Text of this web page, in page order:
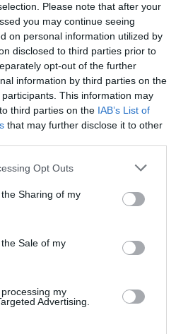
Please note that after your
you may continue seeing
on personal information utilized by
disclosed to third parties prior to
opt-out of the further
information by third parties on the
participants. This information may
third parties on the IAB’s List of
that may further disclose it to other
app uses one or more Google
usage behaviour. You may click to
Google and its third-party tags to
purposes in below Google
Opt Outs
Sharing of my
Sale of my
my
Advertising.
τη νύχτα
για